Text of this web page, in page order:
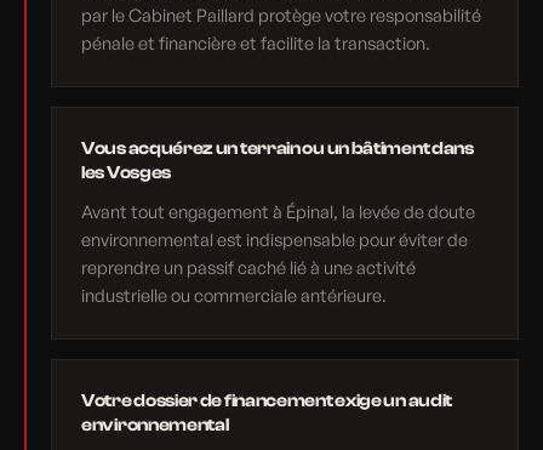
par le Cabinet Paillard protège votre responsabilité
pénale et financière et facilite la transaction.
Vous acquérez un terrain ou un bâtiment dans
les Vosges
Avant tout engagement à Épinal, la levée de doute
environnemental est indispensable pour éviter de
reprendre un passif caché lié à une activité
industrielle ou commerciale antérieure.
Votre dossier de financement exige un audit
environnemental